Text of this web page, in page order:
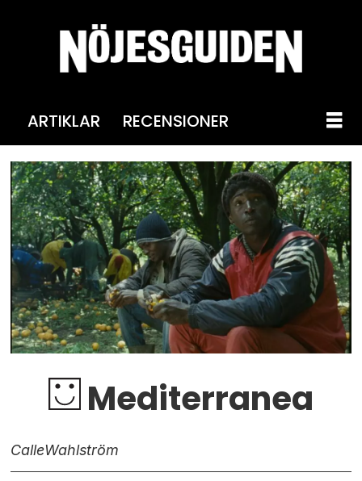
ARTIKLAR RECENSIONER
Mediterranea
CalleWahlström